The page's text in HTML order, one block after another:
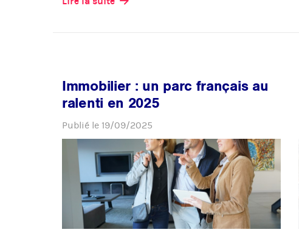
Immobilier : un parc français au
ralenti en 2025
Publié le 19/09/2025